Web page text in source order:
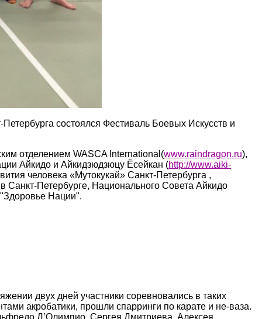
состоялся Фестиваль Боевых Искусств и
отделением WASCA International(www.raindragon.ru),
Айкидо и Айкидзюдзюцу Ёсейкан (http://www.aiki-
человека «Мутокукай» Санкт-Петербурга ,
Петербурге, Национального Совета Айкидо
Нации".
двух дней участники соревновались в таких
акробатики, прошли спарринги по карате и не-ваза.
Д’Олимпио, Сергея Дмитриева, Алексея